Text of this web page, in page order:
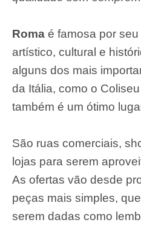
Roma é famosa por
artístico, cultural e
alguns dos mais
da Itália, como o
também é um ótimo
São ruas comerciais,
lojas para serem
As ofertas vão desde
peças mais simples,
serem dadas como